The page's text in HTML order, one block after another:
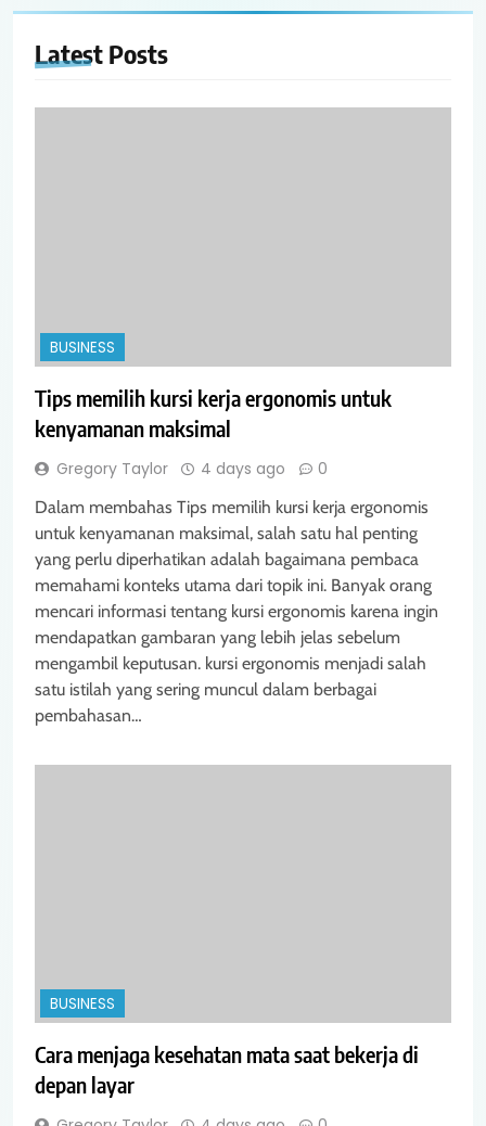
Latest Posts
BUSINESS
Tips memilih kursi kerja ergonomis untuk
kenyamanan maksimal
Gregory Taylor 4 days ago 0
Dalam membahas Tips memilih kursi kerja ergonomis
untuk kenyamanan maksimal, salah satu hal penting
yang perlu diperhatikan adalah bagaimana pembaca
memahami konteks utama dari topik ini. Banyak orang
mencari informasi tentang kursi ergonomis karena ingin
mendapatkan gambaran yang lebih jelas sebelum
mengambil keputusan. kursi ergonomis menjadi salah
satu istilah yang sering muncul dalam berbagai
pembahasan…
BUSINESS
Cara menjaga kesehatan mata saat bekerja di
depan layar